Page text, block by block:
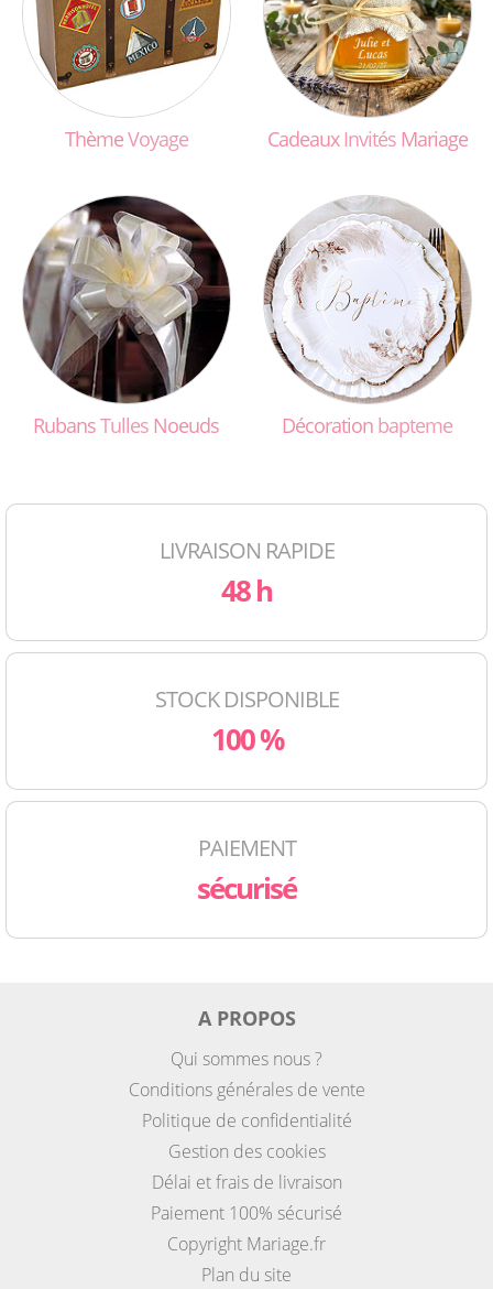
ThèmeVoyage CadeauxInvitésMariage
RubansTulles Noeuds Décoration bapteme
LIVRAISON RAPIDE
48 h
STOCK DISPONIBLE
100 %
PAIEMENT
sécurisé
A PROPOS
Qui sommes nous ?
Conditions générales de vente
Politique de confidentialité
Gestion des cookies
Délai et frais de livraison
Paiement 100% sécurisé
Copyright Mariage.fr
Plan du site